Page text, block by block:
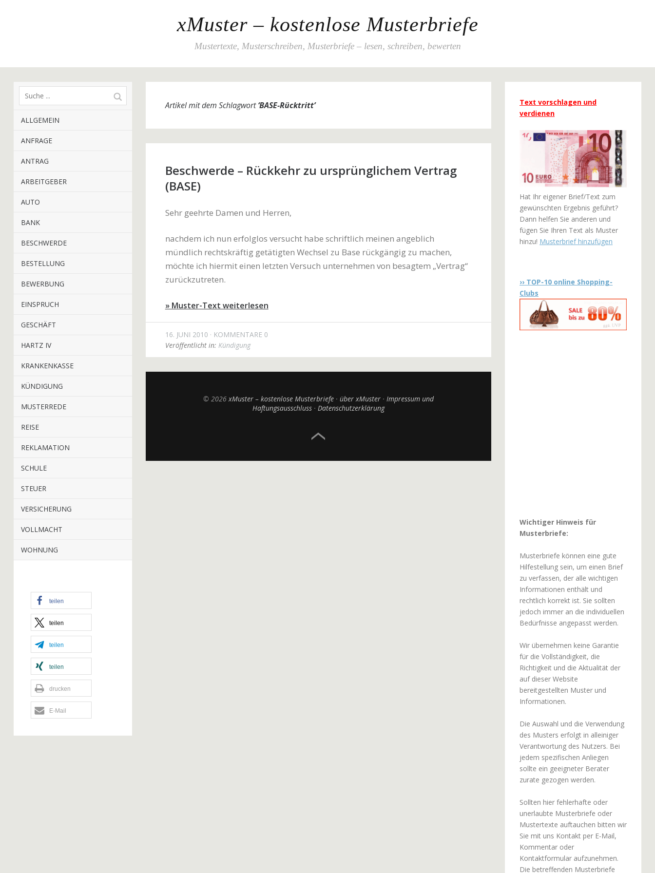
xMuster – kostenlose Musterbriefe
Mustertexte, Musterschreiben, Musterbriefe – lesen, schreiben, bewerten
ALLGEMEIN
ANFRAGE
ANTRAG
ARBEITGEBER
AUTO
BANK
BESCHWERDE
BESTELLUNG
BEWERBUNG
EINSPRUCH
GESCHÄFT
HARTZ IV
KRANKENKASSE
KÜNDIGUNG
MUSTERREDE
REISE
REKLAMATION
SCHULE
STEUER
VERSICHERUNG
VOLLMACHT
WOHNUNG
teilen
teilen
teilen
teilen
drucken
E-Mail
Artikel mit dem Schlagwort‘BASE-Rücktritt’
Beschwerde – Rückkehr zu ursprünglichem Vertrag
(BASE)
Sehr geehrte Damen und Herren,
nachdem ich nun erfolglos versucht habe schriftlich meinen angeblich
mündlich rechtskräftig getätigten Wechsel zu Base rückgängig zu machen,
möchte ich hiermit einen letzten Versuch unternehmen von besagtem „Vertrag“
zurückzutreten.
» Muster-Text weiterlesen
16. JUNI 2010
KOMMENTARE 0
Veröffentlicht in: Kündigung
© 2026xMuster – kostenlose Musterbriefe über xMuster
Impressum und
Haftungsausschluss
Datenschutzerklärung
Text vorschlagen und
verdienen
Hat Ihr eigener Brief/Text zum
gewünschten Ergebnis geführt?
Dann helfen Sie anderen und
fügen Sie Ihren Text als Muster
hinzu! Musterbrief hinzufügen
›› TOP-10 online Shopping-
Clubs
Wichtiger Hinweis für
Musterbriefe:
Musterbriefe können eine gute
Hilfestellung sein, um einen Brief
zu verfassen, der alle wichtigen
Informationen enthält und
rechtlich korrekt ist. Sie sollten
jedoch immer an die individuellen
Bedürfnisse angepasst werden.
Wir übernehmen keine Garantie
für die Vollständigkeit, die
Richtigkeit und die Aktualität der
auf dieser Website
bereitgestellten Muster und
Informationen.
Die Auswahl und die Verwendung
des Musters erfolgt in alleiniger
Verantwortung des Nutzers. Bei
jedem spezifischen Anliegen
sollte ein geeigneter Berater
zurate gezogen werden.
Sollten hier fehlerhafte oder
unerlaubte Musterbriefe oder
Mustertexte auftauchen bitten wir
Sie mit uns Kontakt per E-Mail,
Kommentar oder
Kontaktformular aufzunehmen.
Die betreffenden Musterbriefe